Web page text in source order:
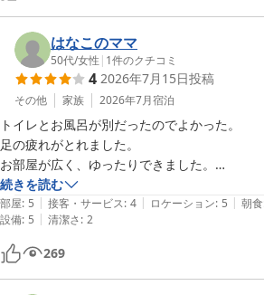
はなこのママ
50代/女性 | 1件のクチコミ
4 2026年7月15日投稿
その他 家族 2026年7月宿泊
トイレとお風呂が別だったのでよかった。
足の疲れがとれました。
お部屋が広く、ゆったりできました。
気になったのが電気スタンドとベッドヘット
ーないのでよかったですが、ベッド周りなの
お世話になりました。ありがとうございました
続きを読む
部屋: 5 | 接客・サービス: 4 | ロケーション: 5 | 朝食
設備: 5 | 清潔さ: 2
269